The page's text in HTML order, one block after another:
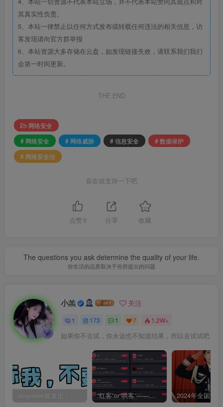
其真实性负责。
5、本站一律禁止以任何方式发布或转载任何违法的相关信息，访
客发现请向官方群举报
6、本站资源大多存储在云盘，如发现链接失效，请联系我们我们
会第一时间更新。
THE END
网络安全
# 网络安全
# 网络威胁 # 信息安全
# 数据保护
# 网络安全法
喜欢就支持一下吧
点赞 0 分享 收藏
The questions you ask determine the quality of your life.
你生活的品质取决于你所提出的问题
小羔 关注
1 173 1 7 1.2W+
如果你不去试，你永远也不知道结果，所以去试试吧
“红客”or“哄客”——圈内专业技术人士锐评网红真相